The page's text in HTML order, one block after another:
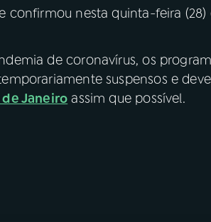
confirmou nesta quinta-feira (28)
de coronavírus, os
suspensos e
Janeiro assim que possível.